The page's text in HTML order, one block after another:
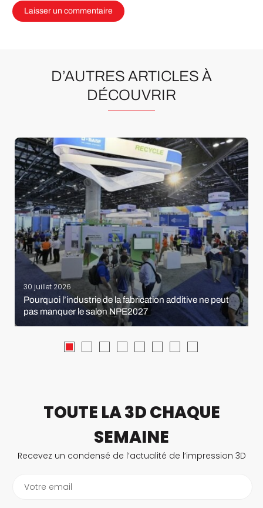
D’AUTRES ARTICLES À
DÉCOUVRIR
30 juillet 2026
Pourquoi l’industrie de la fabrication additive ne peut
pas manquer le salon NPE2027
TOUTE LA 3D CHAQUE
SEMAINE
Recevez un condensé de l’actualité de l’impression 3D
Votre email